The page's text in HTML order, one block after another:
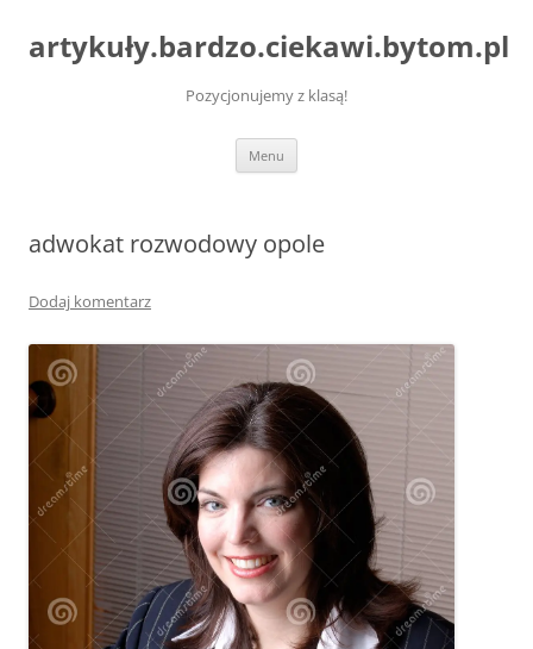
artykuły.bardzo.ciekawi.bytom.pl
Pozycjonujemy z klasą!
Menu
adwokat rozwodowy opole
Dodaj komentarz